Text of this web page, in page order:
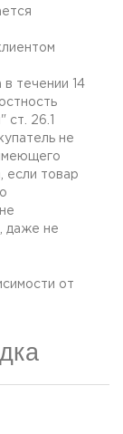
течении 14
26.1
не
если товар
даже не
от